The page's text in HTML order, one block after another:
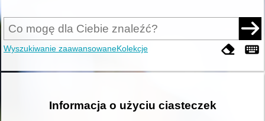
Wyszukiwanie zaawansowaneKolekcje
Informacja o użyciu ciasteczek